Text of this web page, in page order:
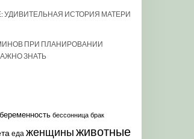
УДИВИТЕЛЬНАЯ ИСТОРИЯ МАТЕРИ
ПРИ ПЛАНИРОВАНИИ
ЗНАТЬ
беременность бессонница брак
еда женщиныживотные